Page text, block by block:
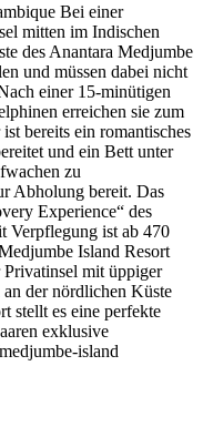
Bei einer
mitten im Indischen
des Anantara Medjumbe
und müssen dabei nicht
einer 15-minütigen
erreichen sie zum
bereits ein romantisches
und ein Bett unter
zu
Abholung bereit. Das
Experience“ des
Verpflegung ist ab 470
Island Resort
mit üppiger
der nördlichen Küste
stellt es eine perfekte
exklusive
island